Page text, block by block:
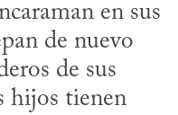
en sus
de nuevo
de sus
hijos tienen